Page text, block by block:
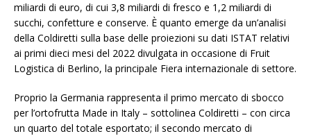
miliardi di euro, di cui 3,8 miliardi di fresco e 1,2 miliardi di
succhi, confetture e conserve. È quanto emerge da un’analisi
della Coldiretti sulla base delle proiezioni su dati ISTAT relativi
ai primi dieci mesi del 2022 divulgata in occasione di Fruit
Logistica di Berlino, la principale Fiera internazionale di settore.
Proprio la Germania rappresenta il primo mercato di sbocco
per l’ortofrutta Made in Italy – sottolinea Coldiretti – con circa
un quarto del totale esportato; il secondo mercato di